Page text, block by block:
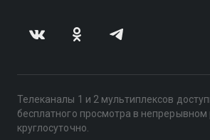
Телеканалы 1 и 2 мультиплексов
бесплатного просмотра в
круглосуточно.